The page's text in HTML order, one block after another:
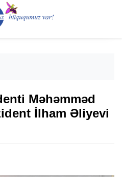
Məhəmməd
İlham Əliyevi